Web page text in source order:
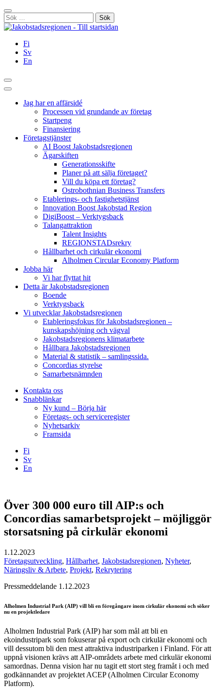
Hoppa
till
innehållet
Stäng
Sök
efter:
Fi
Sv
En
Sök
Huvudmeny
Jag har en affärsidé
Processen vid grundande av företag
Startpeng
Finansiering
Företagstjänster
AI Boost Jakobstadsregionen
Ägarskiften
Generationsskifte
Planer på att sälja företaget?
Vill du köpa ett företag?
Ostrobothnian Business Transfers
Etablerings- och fastighetstjänst
Innovation Boost Jakobstad Region
DigiBoost – Verktygsback
Talangattraktion
Talent Insights
REGIONSTADsrekry
Hållbarhet och cirkulär ekonomi
Alholmen Circular Economy Platform
Jobba här
Vi har flyttat hit
Detta är Jakobstadsregionen
Boende
Verktygsback
Vi utvecklar Jakobstadsregionen
Etableringsfokus för Jakobstadsregionen –
kunskapshöjning och vägval
Jakobstadsregionens klimatarbete
Hållbara Jakobstadsregionen
Material & statistik – samlingssida.
Concordias styrelse
Samarbetsnämnden
Kontakta oss
Snabblänkar
Ny kund – Börja här
Företags- och serviceregister
Nyhetsarkiv
Framsida
Fi
Sv
En
Över 300 000 euro till AIP:s och
Concordias samarbetsprojekt – möjliggör
storsatsning på cirkulär ekonomi
1.12.2023
Företagsutveckling, Hållbarhet, Jakobstadsregionen, Nyheter,
Näringsliv & Arbete, Projekt, Rekrytering
Pressmeddelande 1.12.2023
Alholmen Industrial Park (AIP) vill bli en föregångare inom cirkulär ekonomi och söker
nu en projektledare
Alholmen Industrial Park (AIP) har som mål att bli en
ekoindustripark som fokuserar på export och cirkulär ekonomi och
vill dessutom bli den mest attraktiva industriparken i Finland. För att
uppnå visionen krävs att AIP-områdets arbete med cirkulär ekonomi
samordnas. Denna vision har nu tagit ett stort steg framåt i och med
godkännandet av projektet ACEP (Alholmen Circular Economy
Platform).